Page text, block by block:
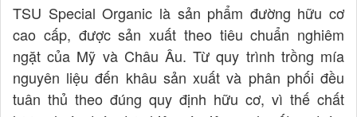
TSU Special Organic là sản phẩm đường hữu cơ
cao cấp, được sản xuất theo tiêu chuẩn nghiêm
ngặt của Mỹ và Châu Âu. Từ quy trình trồng mía
nguyên liệu đến khâu sản xuất và phân phối đều
tuân thủ theo đúng quy định hữu cơ, vì thế chất